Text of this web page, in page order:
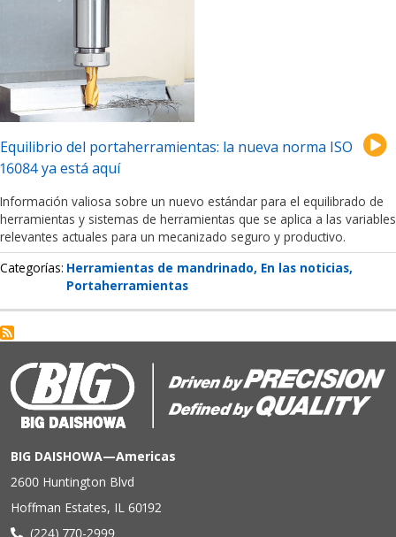
Equilibrio del portaherramientas: la nueva norma ISO
16084 ya está aquí
Información valiosa sobre un nuevo estándar para el equilibrado de
herramientas y sistemas de herramientas que se aplica a las variables
relevantes actuales para un mecanizado seguro y productivo.
Categorías Herramientas de mandrinado En las noticias
Portaherramientas
BIG DAISHOWA—Americas
2600 Huntington Blvd
Hoffman Estates, IL 60192
(224) 770-2999